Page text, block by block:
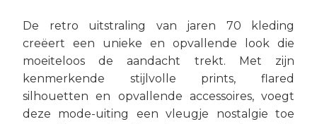
De retro uitstraling van jaren 70 kleding
creëert een unieke en opvallende look die
moeiteloos de aandacht trekt. Met zijn
kenmerkende stijlvolle prints, flared
silhouetten en opvallende accessoires, voegt
deze mode-uiting een vleugje nostalgie toe